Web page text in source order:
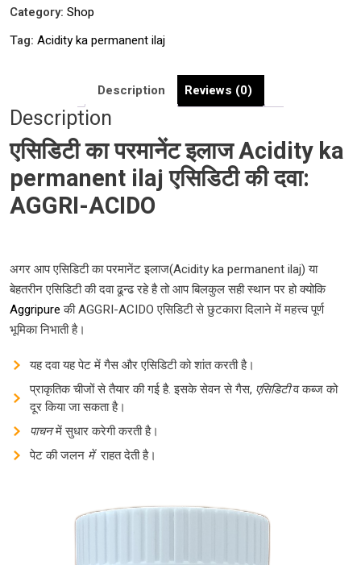
दवा:
ACIDO
Category: Shop
Tag: Acidity ka permanent ilaj
Description Reviews (0)
Description
एसिडिटीकापरमानेंटइलाज Acidity ka
permanent ilaj एसिडिटीकीदवा:
AGGRI-ACIDO
अगर आप एसिडिटी का परमानेंट इलाज(Acidity ka permanent ilaj) या
बेहतरीन एसिडिटी की दवा ढून्ढ रहे है तो आप बिलकुल सही स्थान पर हो क्योकि
Aggripureकी AGGRI-ACIDO एसिडिटी से छुटकारा दिलाने में महत्त्व पूर्ण
भूमिका निभाती है।
यह दवा यह पेट में गैस और एसिडिटी को शांत करती है।
प्राकृतिक चीजों से तैयार की गई है. इसके सेवन से गैस, एसिडिटीव कब्ज को
दूर किया जा सकता है।
पाचनमें सुधार करेगी करती है।
पेट की जलन मेंराहत देती है।